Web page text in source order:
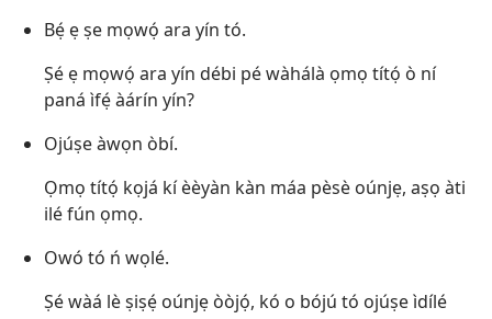
Bẹ́ ẹ ṣe mọwọ́ ara yín tó.
Ṣé ẹ mọwọ́ ara yín débi pé wàhálà ọmọ títọ́ ò ní
paná ìfẹ́ àárín yín?
Ojúṣe àwọn òbí.
Ọmọ títọ́ kọjá kí èèyàn kàn máa pèsè oúnjẹ, aṣọ àti
ilé fún ọmọ.
Owó tó ń wọlé.
Ṣé wàá lè ṣiṣẹ́ oúnjẹ òòjọ́, kó o bójú tó ojúṣe ìdílé